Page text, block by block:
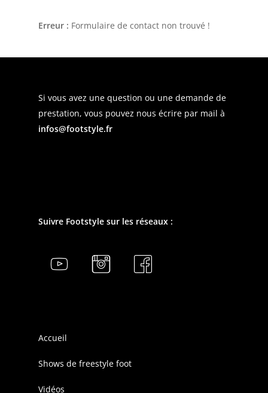
Erreur : Formulaire de contact non trouvé !
Si vous avez une question ou une demande de
prestation, vous pouvez nous écrire par mail à
infos@footstyle.fr
Suivre Footstyle sur les réseaux :
Accueil
Shows de freestyle foot
Vidéos